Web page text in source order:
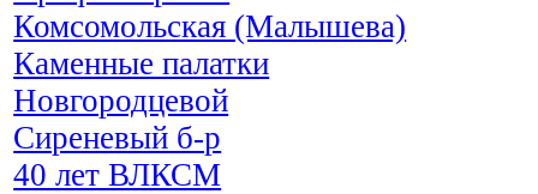
Комсомольская (Малышева)
Каменные палатки
Новгородцевой
Сиреневый б-р
40 лет ВЛКСМ